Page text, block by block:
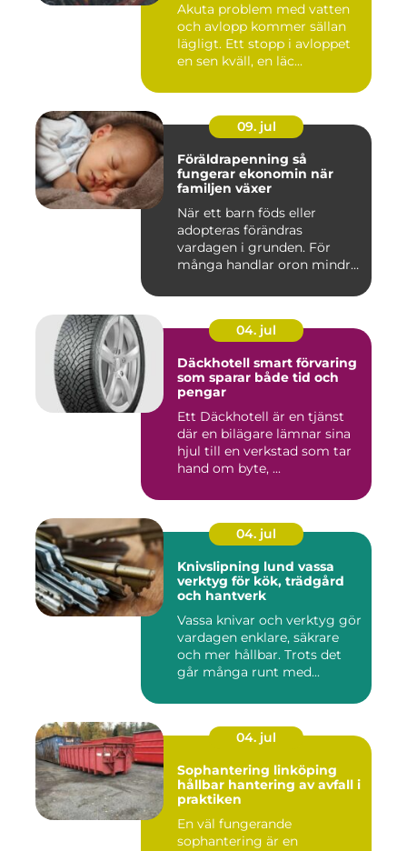
Akuta problem med vatten
och avlopp kommer sällan
lägligt. Ett stopp i avloppet
en sen kväll, en läc...
09. jul
Föräldrapenning så
fungerar ekonomin när
familjen växer
När ett barn föds eller
adopteras förändras
vardagen i grunden. För
många handlar oron mindre
04. jul
Däckhotell smart förvaring
som sparar både tid och
pengar
Ett Däckhotell är en tjänst
där en bilägare lämnar sina
hjul till en verkstad som tar
hand om byte, ...
04. jul
Knivslipning lund vassa
verktyg för kök, trädgård
och hantverk
Vassa knivar och verktyg gör
vardagen enklare, säkrare
och mer hållbar. Trots det
går många runt med...
04. jul
Sophantering linköping
hållbar hantering av avfall i
praktiken
En väl fungerande
sophantering är en